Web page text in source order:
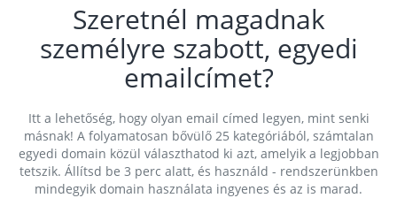
Szeretnél magadnak
személyre szabott, egyedi
emailcímet?
Itt a lehetőség, hogy olyan email címed legyen, mint senki
másnak! A folyamatosan bővülő 25 kategóriából, számtalan
egyedi domain közül választhatod ki azt, amelyik a legjobban
tetszik. Állítsd be 3 perc alatt, és használd - rendszerünkben
mindegyik domain használata ingyenes és az is marad.